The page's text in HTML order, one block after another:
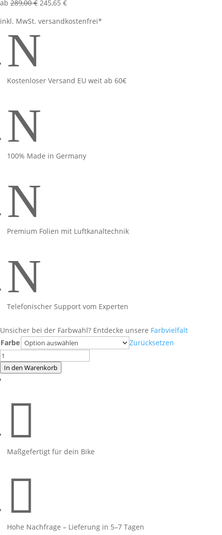
ab 289,00€ 245,65 €
inkl. MwSt. versandkostenfrei*
N
Kostenloser Versand EU weit ab 60€
N
100% Made in Germany
N
Premium Folien mit Luftkanaltechnik
N
Telefonischer Support vom Experten
Unsicher bei der Farbwahl? Entdecke unsere Farbvielfalt
Farbe
Zurücksetzen
Yamaha
R9
Limegreen
In den Warenkorb

Maßgefertigt für dein Bike

Hohe Nachfrage – Lieferung in 5–7 Tagen